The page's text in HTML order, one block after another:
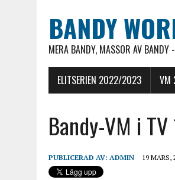
BANDY
MERA BANDY, MASSOR AV BANDY
ELITSERIEN 2022/2023 VM
Bandy-VM i
PUBLICERAD AV: ADMIN 19 MARS,